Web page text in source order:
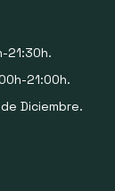
21:30h.
21:00h.
Diciembre.